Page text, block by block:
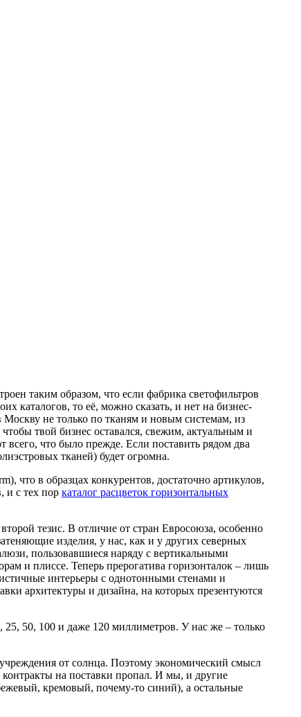
таким образом, что если фабрика светофильтров
каталогов, то её, можно сказать, и нет на бизнес-
Москву не только по тканям и новым системам, из
твой бизнес оставался, свежим, актуальным и
что было прежде. Если поставить рядом два
тканей) будет огромна.
что в образцах конкурентов, достаточно артикулов,
и с тех пор каталог расцветок горизонтальных
тезис. В отличие от стран Евросоюза, особенно
изделия, у нас, как и у других северных
пользовавшиеся наряду с вертикальными
и плиссе. Теперь прерогатива горизонталок – лишь
интерьеры с однотонными стенами и
архитектуры и дизайна, на которых презентуются
50, 100 и даже 120 миллиметров. У нас же – только
от солнца. Поэтому экономический смысл
на поставки пропал. И мы, и другие
кремовый, почему-то синий), а остальные